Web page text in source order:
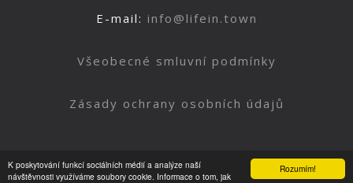
Rozumím!
K poskytování funkcí sociálních médií a analýze naší
návštěvnosti využíváme soubory cookie. Informace o tom, jak
E-mail: info@lifein.town
Všeobecné smluvní podmínky
Zásady ochrany osobních údajů
Nahoru